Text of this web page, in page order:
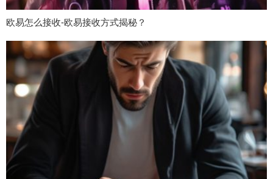
欧易怎么接收-欧易接收方式揭秘？